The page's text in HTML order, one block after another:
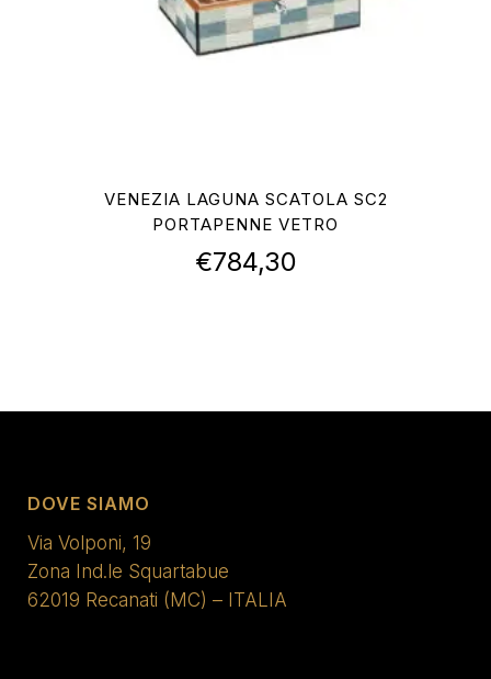
VENEZIA LAGUNA SCATOLA SC2
PORTAPENNE VETRO
€784,30
DOVE SIAMO
Via Volponi, 19
Zona Ind.le Squartabue
62019 Recanati (MC) – ITALIA